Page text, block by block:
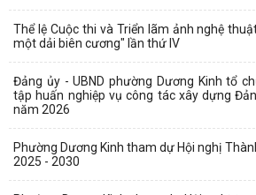
Thể lệ Cuộc thi và Triển lãm ảnh nghệ
một dải biên cương" lần thứ IV
Đảng ủy - UBND phường Dương Kinh tổ
tập huấn nghiệp vụ công tác xây dựng
năm 2026
Phường Dương Kinh tham dự Hội nghị
2025 - 2030